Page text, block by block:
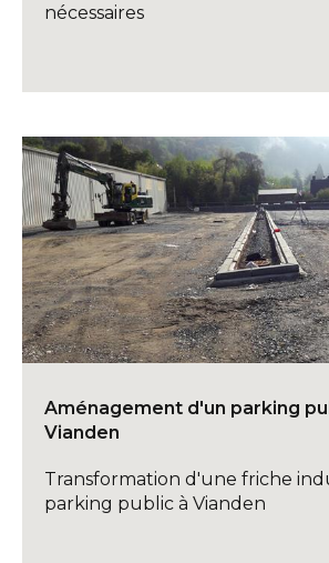
nécessaires
Aménagement d'un parking
Vianden
Transformation d'une friche
parking public à Vianden